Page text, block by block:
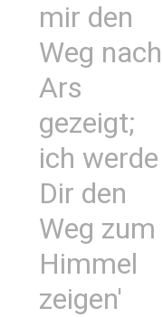
mir den
Weg nach
Ars
gezeigt;
ich werde
Dir den
Weg zum
Himmel
zeigen'